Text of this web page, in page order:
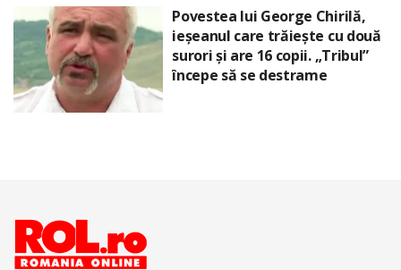
Povestea lui George Chirilă,
ieșeanul care trăiește cu două
surori și are 16 copii. „Tribul”
începe să se destrame